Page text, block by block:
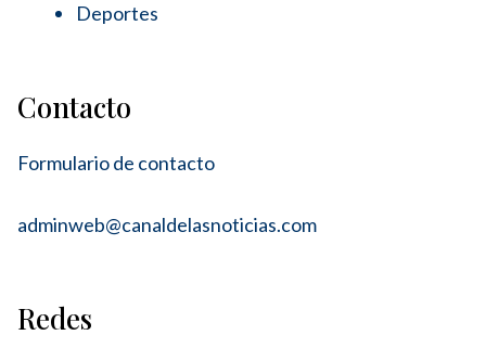
Deportes
Contacto
Formulario de contacto
adminweb@canaldelasnoticias.com
Redes